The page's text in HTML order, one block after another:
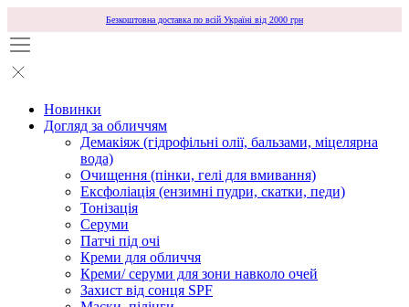
Безкоштовна доставка по всій Україні від 2000 грн
Новинки
Догляд за обличчям
Демакіяж (гідрофільні олії, бальзами, міцелярна
вода)
Очищення (пінки, гелі для вмивання)
Ексфоліація (ензимні пудри, скатки, педи)
Тонізація
Серуми
Патчі під очі
Креми для обличчя
Креми/ серуми для зони навколо очей
Захист від сонця SPF